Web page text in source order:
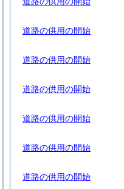
道路の供用の開始
道路の供用の開始
道路の供用の開始
道路の供用の開始
道路の供用の開始
道路の供用の開始